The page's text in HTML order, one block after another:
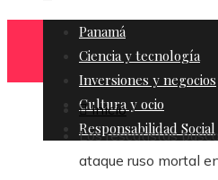
Panamá
Ciencia y tecnología
Inversiones y negocios
Cultura y ocio
Responsabilidad Social
Inicio
Los rescatistas
ataque ruso mortal